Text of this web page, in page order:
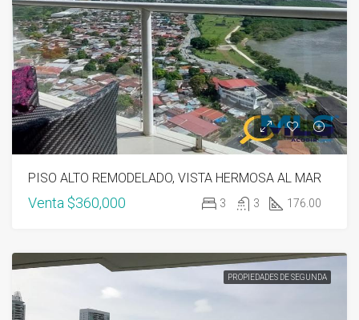
PISO ALTO REMODELADO, VISTA HERMOSA AL MAR
Venta $360,000 3 3 176.00
PROPIEDADES DE SEGUNDA